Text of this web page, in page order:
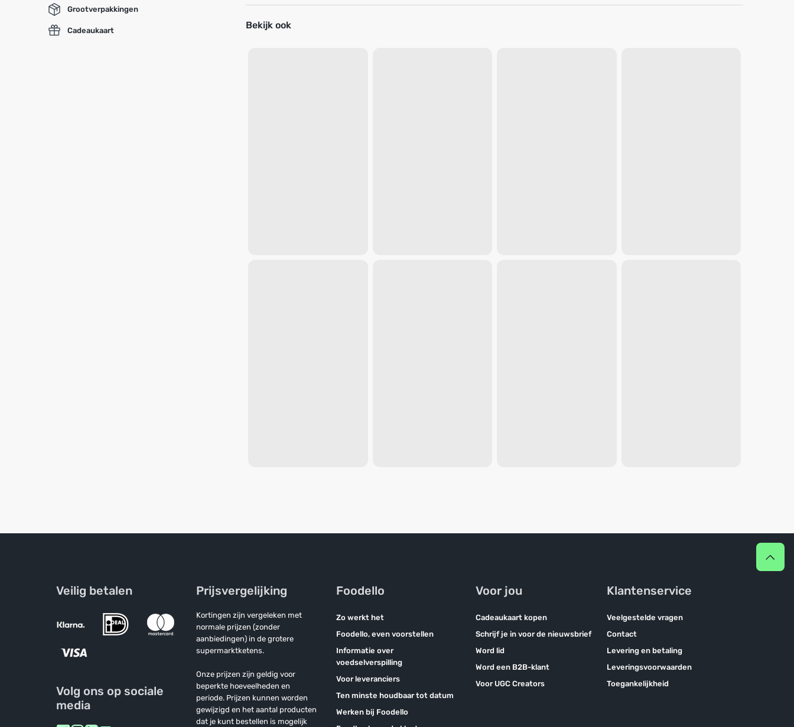
Grootverpakkingen
Cadeaukaart Bekijk ook
Veilig betalen
Volg ons op sociale
media
Prijsvergelijking
Kortingen zijn vergeleken met
normale prijzen (zonder
aanbiedingen) in de grotere
supermarktketens.
Onze prijzen zijn geldig voor
beperkte hoeveelheden en
periode. Prijzen kunnen worden
gewijzigd en het aantal producten
dat je kunt bestellen is mogelijk
Foodello
Zo werkt het
Foodello, even voorstellen
Informatie over
voedselverspilling
Voor leveranciers
Ten minste houdbaar tot datum
Werken bij Foodello
Voor jou
Cadeaukaart kopen
Schrijf je in voor de nieuwsbrief
Word lid
Word een B2B-klant
Voor UGC Creators
Klantenservice
Veelgestelde vragen
Contact
Levering en betaling
Leveringsvoorwaarden
Toegankelijkheid